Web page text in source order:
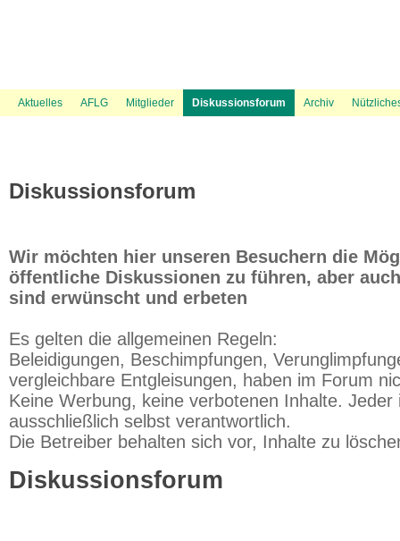
Aktuelles AFLG Mitglieder Diskussionsforum Archiv
News Ticker UVP Verfahren Laufende rechtliche Aktivitäten
Über uns Information Gästebuch
UVP Unterlagen Amtshaftungsklage Mediation
Politik Presse Recht
Flugspuren Flugwetter Austrowetter Fluglärmmessung des DFLD
Flugbeschränkungsgebiet Wien UVE Flugrouten Bevölkerungsdichte
Diskussionsforum
Wir möchten hier unseren Besuchern die
öffentliche Diskussionen zu führen, aber
sind erwünscht und erbeten
Es gelten die allgemeinen Regeln:
Beleidigungen, Beschimpfungen,
vergleichbare Entgleisungen, haben im Forum
Keine Werbung, keine verbotenen Inhalte.
ausschließlich selbst verantwortlich.
Die Betreiber behalten sich vor, Inhalte zu
Diskussionsforum